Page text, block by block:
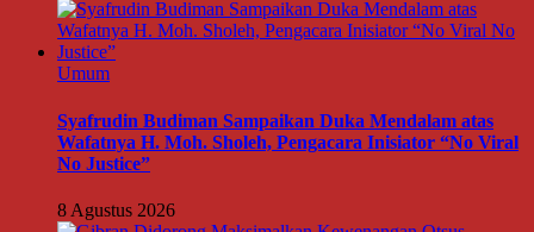
Umum
Syafrudin Budiman Sampaikan Duka Mendalam atas
Wafatnya H. Moh. Sholeh, Pengacara Inisiator “No Viral
No Justice”
8 Agustus 2026